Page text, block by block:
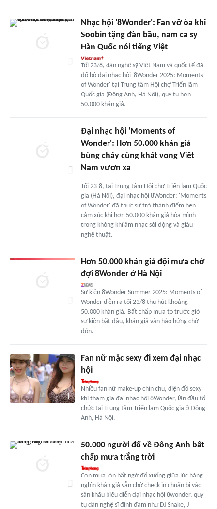
Nhạc hội '8Wonder': Fan vỡ òa khi
Soobin tặng đàn bầu, nam ca sỹ
Hàn Quốc nói tiếng Việt
Tối 23/8, dàn nghệ sỹ Việt Nam và quốc tế đã
đổ bộ đại nhạc hội '8Wonder 2025: Moments
of Wonder' tại Trung tâm Hội chợ Triển lãm
Quốc gia (Đông Anh, Hà Nội), quy tụ hơn
50.000 khán giả.
Đại nhạc hội 'Moments of
Wonder': Hơn 50.000 khán giả
bùng cháy cùng khát vọng Việt
Nam vươn xa
Tối 23-8, tại Trung tâm Hội chợ Triển lãm Quốc
gia (Hà Nội), đại nhạc hội 8Wonder: 'Moments
of Wonder' đã thực sự trở thành điểm hẹn
cảm xúc khi hơn 50.000 khán giả hòa mình
trong không khí âm nhạc sôi động và giàu
nghệ thuật.
Hơn 50.000 khán giả đội mưa chờ
đợi 8Wonder ở Hà Nội
Sự kiện 8Wonder Summer 2025: Moments of
Wonder diễn ra tối 23/8 thu hút khoảng
50.000 khán giả. Bất chấp mưa to trước giờ
sự kiện bắt đầu, khán giả vẫn hào hứng chờ
đón.
Fan nữ mặc sexy đi xem đại nhạc
hội
Nhiều fan nữ make-up chỉn chu, diện đồ sexy
khi tham gia đại nhạc hội 8Wonder, lần đầu tổ
chức tại Trung tâm Triển lãm Quốc gia ở Đông
Anh, Hà Nội.
50.000 người đổ về Đông Anh bất
chấp mưa trắng trời
Cơn mưa lớn bất ngờ đổ xuống giữa lúc hàng
nghìn khán giả vẫn chờ check-in chuẩn bị vào
sân khấu biểu diễn đại nhạc hội 8wonder, quy
tụ dàn nghệ sĩ đình đám như DJ Snake, J